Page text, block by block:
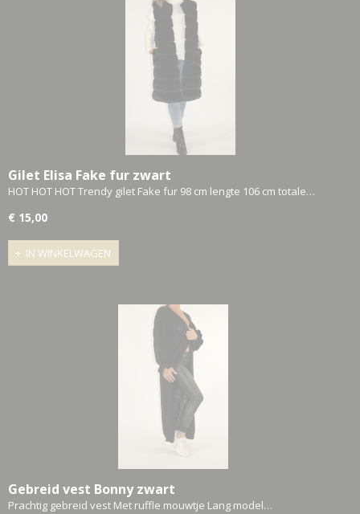
Gilet Elisa Fake fur zwart
HOT HOT HOT Trendy gilet Fake fur 98 cm lengte 106 cm totale…
€ 15,00
IN WINKELWAGEN
Gebreid vest Bonny zwart
Prachtig gebreid vest Met ruffle mouwtje Lang model…